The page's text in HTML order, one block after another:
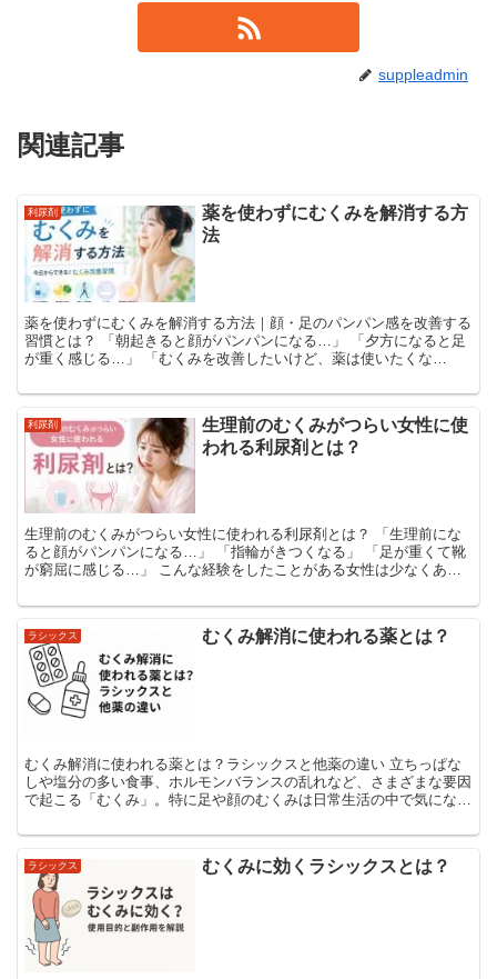
suppleadmin
関連記事
利尿剤
薬を使わずにむくみを解消する方
法
薬を使わずにむくみを解消する方法｜顔・足のパンパン感を改善する
習慣とは？ 「朝起きると顔がパンパンになる…」 「夕方になると足
が重く感じる…」 「むくみを改善したいけど、薬は使いたくな
利尿剤
生理前のむくみがつらい女性に使
われる利尿剤とは？
生理前のむくみがつらい女性に使われる利尿剤とは？ 「生理前にな
ると顔がパンパンになる…」 「指輪がきつくなる」 「足が重くて靴
が窮屈に感じる…」 こんな経験をしたことがある女性は少なくあり
ラシックス むくみ解消に使われる薬とは？
むくみ解消に使われる薬とは？ラシックスと他薬の違い 立ちっぱな
しや塩分の多い食事、ホルモンバランスの乱れなど、さまざまな要因
で起こる「むくみ」。特に足や顔のむくみは日常生活の中で気になり
ラシックス むくみに効くラシックスとは？